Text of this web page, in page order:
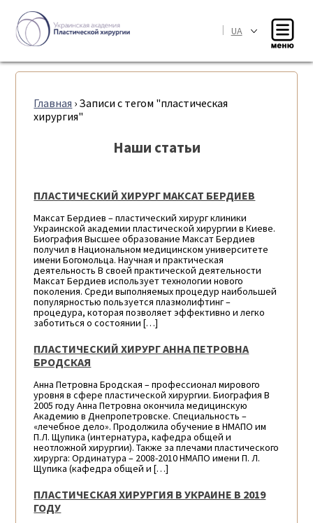
| UA
Главная › Записи с тегом "пластическая
хирургия"
Наши статьи
ПЛАСТИЧЕСКИЙ ХИРУРГ МАКСАТ БЕРДИЕВ
Максат Бердиев – пластический хирург клиники
Украинской академии пластической хирургии в Киеве.
Биография Высшее образование Максат Бердиев
получил в Национальном медицинском университете
имени Богомольца. Научная и практическая
деятельность В своей практической деятельности
Максат Бердиев использует технологии нового
поколения. Среди выполняемых процедур наибольшей
популярностью пользуется плазмолифтинг –
процедура, которая позволяет эффективно и легко
заботиться о состоянии […]
ПЛАСТИЧЕСКИЙ ХИРУРГ АННА ПЕТРОВНА
БРОДСКАЯ
Анна Петровна Бродская – профессионал мирового
уровня в сфере пластической хирургии. Биография В
2005 году Анна Петровна окончила медицинскую
Академию в Днепропетровске. Специальность –
«лечебное дело». Продолжила обучение в НМАПО им
П.Л. Щупика (интернатура, кафедра общей и
неотложной хирургии). Также за плечами пластического
хирурга: Ординатура – 2008-2010 НМАПО имени П. Л.
Щупика (кафедра общей и […]
ПЛАСТИЧЕСКАЯ ХИРУРГИЯ В УКРАИНЕ В 2019
ГОДУ